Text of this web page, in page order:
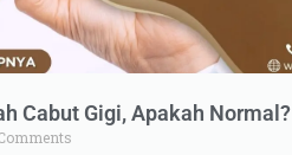
Cabut Gigi, Apakah Normal?